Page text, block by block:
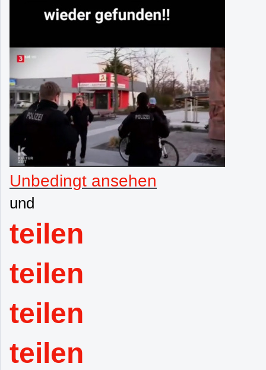
Unbedingt ansehen
und
teilen
teilen
teilen
teilen